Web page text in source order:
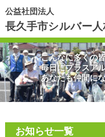
公益社団法人
長久手市シルバー
こんなに多くの
毎日にプラスア
あなたも仲間に
お知らせ一覧